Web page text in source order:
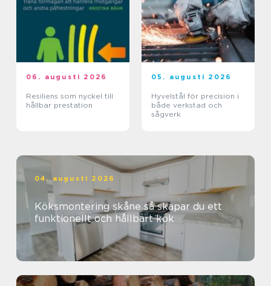
06. augusti 2026
Resiliens som nyckel till
hållbar prestation
05. augusti 2026
Hyvelstål för precision i
både verkstad och
sågverk
04. augusti 2026
Köksmontering skåne så skapar du ett
funktionellt och hållbart kök